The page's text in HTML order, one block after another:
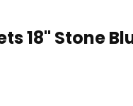
18" Stone